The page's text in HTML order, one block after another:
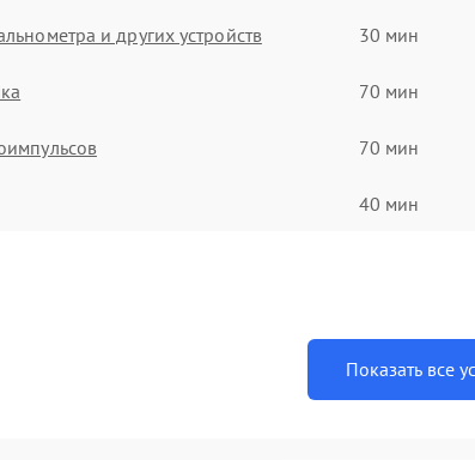
и других устройств 30 мин
70 мин
70 мин
40 мин
Показать все